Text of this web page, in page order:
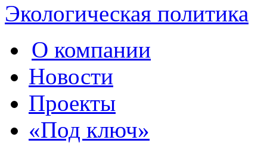
Экологическая политика
О компании
Новости
Проекты
«Под ключ»